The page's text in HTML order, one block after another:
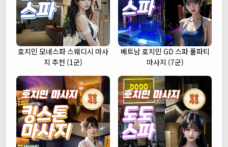
호치민 모네스파 스웨디시 마사
지 추천 (1군)
베트남 호치민 GD 스파 풀파티
마사지 (7군)